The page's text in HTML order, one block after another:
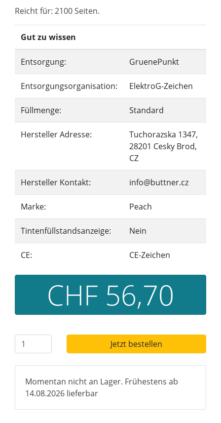
Reicht für: 2100 Seiten.
Gut zu wissen
Entsorgung: GruenePunkt
Entsorgungsorganisation: ElektroG-Zeichen
Füllmenge: Standard
Hersteller Adresse:
Tuchorazska 1347,
28201 Cesky Brod,
CZ
Hersteller Kontakt: info@buttner.cz
Marke: Peach
Tintenfüllstandsanzeige: Nein
CE: CE-Zeichen
CHF 56,70
Jetzt bestellen
Momentan nicht an Lager. Frühestens ab
14.08.2026 lieferbar